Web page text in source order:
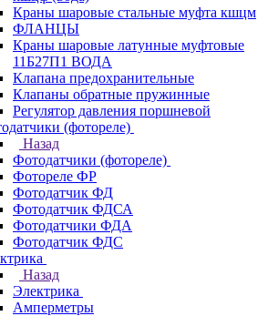
Краны шаровые стальные муфта кшцм
ФЛАНЦЫ
Краны шаровые латунные муфтовые
11Б27П1 ВОДА
Клапана предохранительные
Клапаны обратные пружинные
Регулятор давления поршневой
(фотореле)
Назад
Фотодатчики (фотореле)
Фотореле ФР
Фотодатчик ФД
Фотодатчик ФДСА
Фотодатчики ФДА
Фотодатчик ФДС
Назад
Электрика
Амперметры